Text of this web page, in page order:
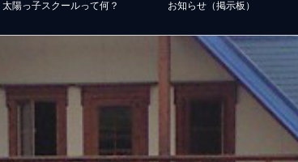
太陽っ子スクールって何？ お知らせ（掲示板）